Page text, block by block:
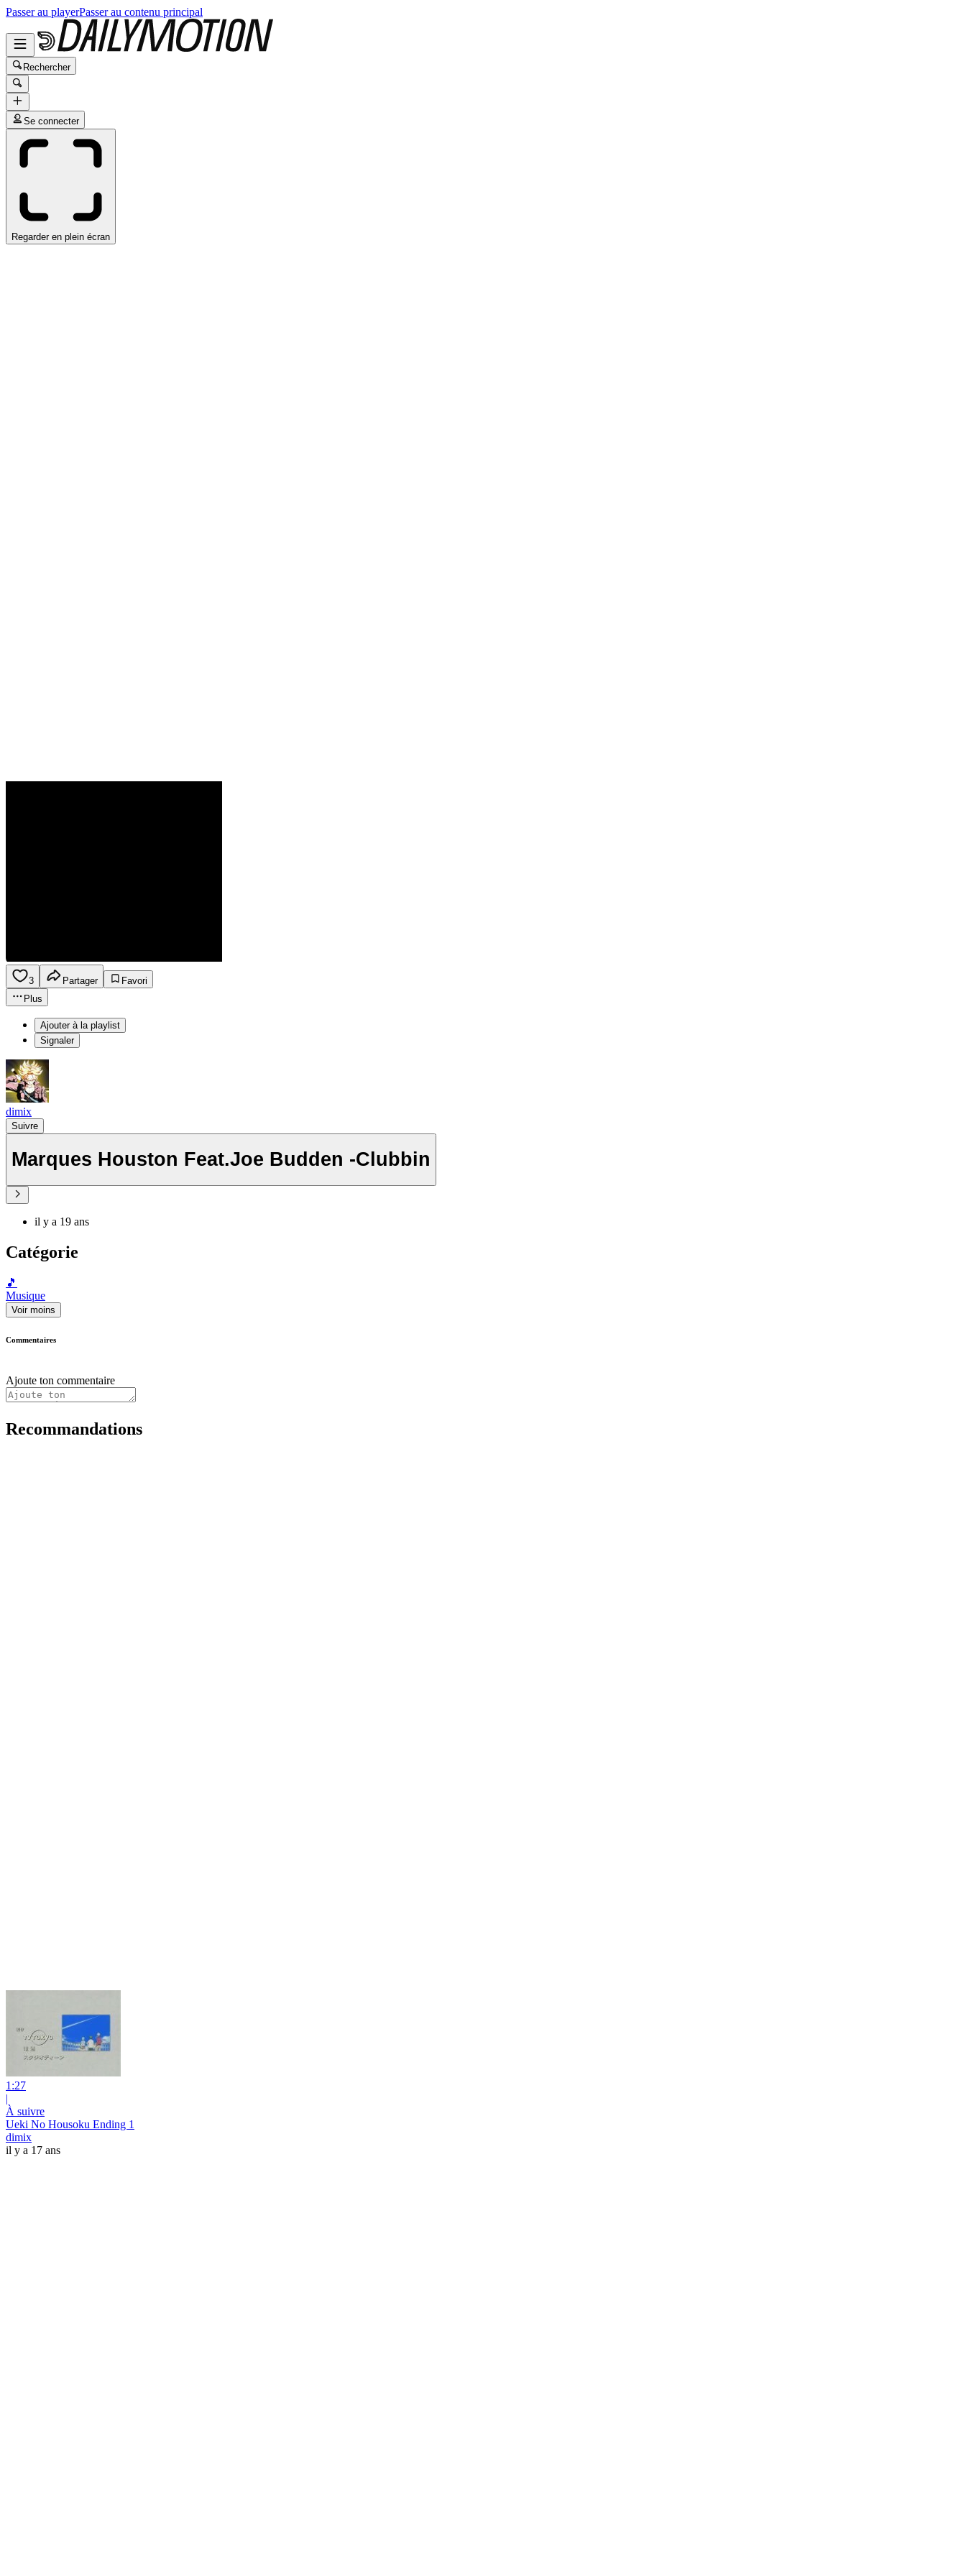
Passer au playerPasser au contenu principal
Rechercher
Se connecter
Regarder en plein écran
3 Partager
Favori
Plus
Ajouter à la playlist
Signaler
dimix
Suivre
Marques Houston Feat.Joe Budden -Clubbin
il y a 19 ans
Catégorie
🎵
Musique
Voir moins
Commentaires
Ajoute ton commentaire
Recommandations
1:27
|
À suivre
Ueki No Housoku Ending 1
dimix
il y a 17 ans